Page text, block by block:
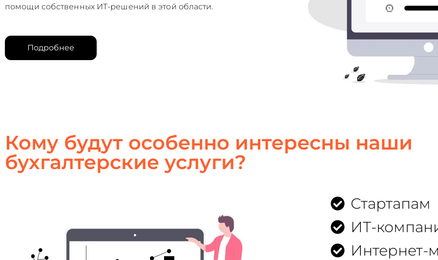
помощи собственных ИТ-решений в этой области.
Подробнее
Кому будут особенно интересны наши
бухгалтерские услуги?
Стартапам
ИТ-
Интернет-